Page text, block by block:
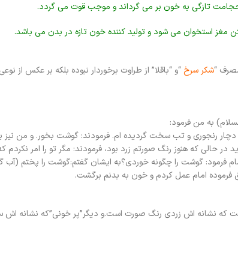
تازگی به خون بر می گرداند و موجب قوت می گردد.
مغز استخوان می شود و تولید کننده خون تازه در بدن می باشد.
“شکر سرخ “و “باقلا” از طراوت برخوردار نبوده بلکه بر عکس
به من فرمود:
رنجوری و تب سخت گردیده ام. فرمودند: گوشت بخور. و من
حالی که هنوز رنگ صورتم زرد بود، فرمودند: مگر تو را امر
فرمود: گوشت را چگونه خوردی؟به ایشان گفتم:گوشت را پختم (آب
فرموده امام عمل کردم و خون به بدنم برگشت.
که نشانه اش زردی رنگ صورت است.و دیگر”پر خونی”که نشانه